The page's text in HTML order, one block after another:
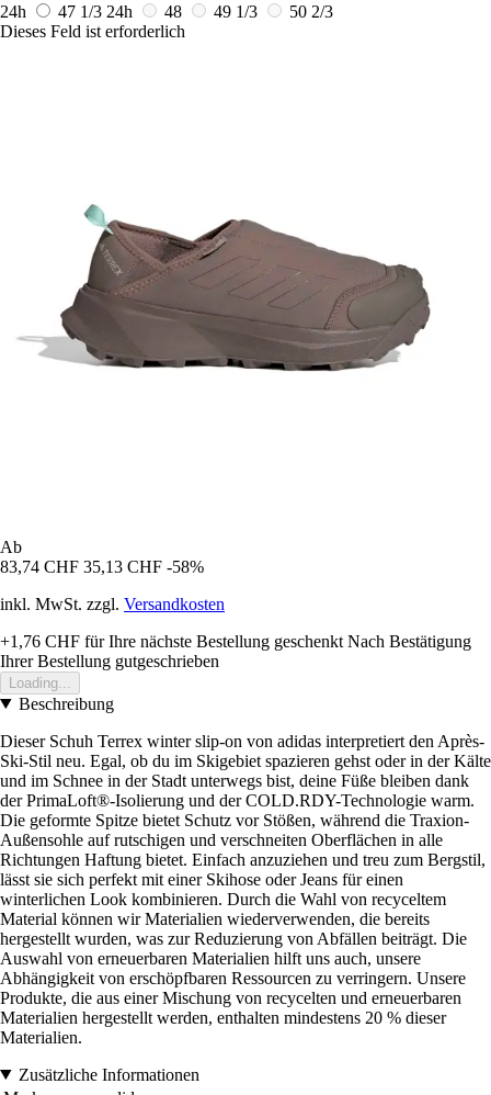
24h
47 1/3 24h 48 49 1/3
50 2/3
Dieses Feld ist erforderlich
Ab
83,74 CHF 35,13 CHF -58%
inkl. MwSt. zzgl. Versandkosten
+1,76 CHF für Ihre nächste Bestellung geschenkt Nach Bestätigung
Ihrer Bestellung gutgeschrieben
Loading...
Beschreibung
Dieser Schuh Terrex winter slip-on von adidas interpretiert den Après-
Ski-Stil neu. Egal, ob du im Skigebiet spazieren gehst oder in der Kälte
und im Schnee in der Stadt unterwegs bist, deine Füße bleiben dank
der PrimaLoft®-Isolierung und der COLD.RDY-Technologie warm.
Die geformte Spitze bietet Schutz vor Stößen, während die Traxion-
Außensohle auf rutschigen und verschneiten Oberflächen in alle
Richtungen Haftung bietet. Einfach anzuziehen und treu zum Bergstil,
lässt sie sich perfekt mit einer Skihose oder Jeans für einen
winterlichen Look kombinieren. Durch die Wahl von recyceltem
Material können wir Materialien wiederverwenden, die bereits
hergestellt wurden, was zur Reduzierung von Abfällen beiträgt. Die
Auswahl von erneuerbaren Materialien hilft uns auch, unsere
Abhängigkeit von erschöpfbaren Ressourcen zu verringern. Unsere
Produkte, die aus einer Mischung von recycelten und erneuerbaren
Materialien hergestellt werden, enthalten mindestens 20 % dieser
Materialien.
Zusätzliche Informationen